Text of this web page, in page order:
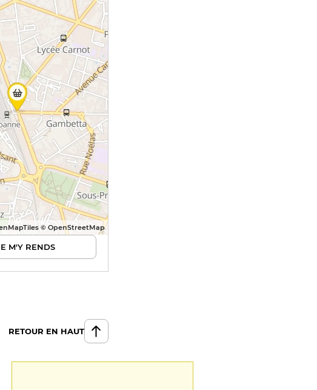
© OpenStreetMap
M'Y RENDS
RETOUR EN HAUT